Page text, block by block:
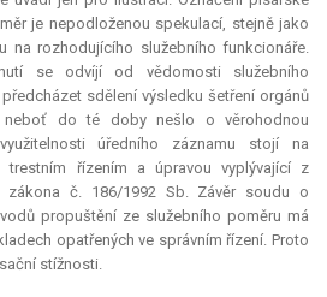
je nepodloženou spekulací, stejně jako
na rozhodujícího služebního funkcionáře.
se odvíjí od vědomosti služebního
sdělení výsledku šetření orgánů
neboť do té doby nešlo o věrohodnou
úředního záznamu stojí na
trestním řízením a úpravou vyplývající z
č. 186/1992 Sb. Závěr soudu o
propuštění ze služebního poměru má
opatřených ve správním řízení. Proto
stížnosti.